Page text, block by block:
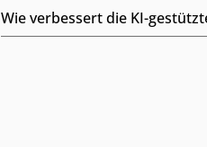
Wie verbessert die KI-